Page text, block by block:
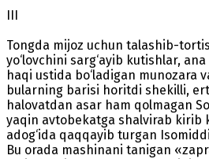
III
Tongda mijoz uchun talashib-
yo‘lovchini sarg‘ayib kutishlar,
haqi ustida bo‘ladigan munozara
bularning barisi horitdi shekilli,
halovatdan asar ham qolmagan
yaqin avtobekatga shalvirab kirib
adog‘ida qaqqayib turgan
Bu orada mashinani tanigan